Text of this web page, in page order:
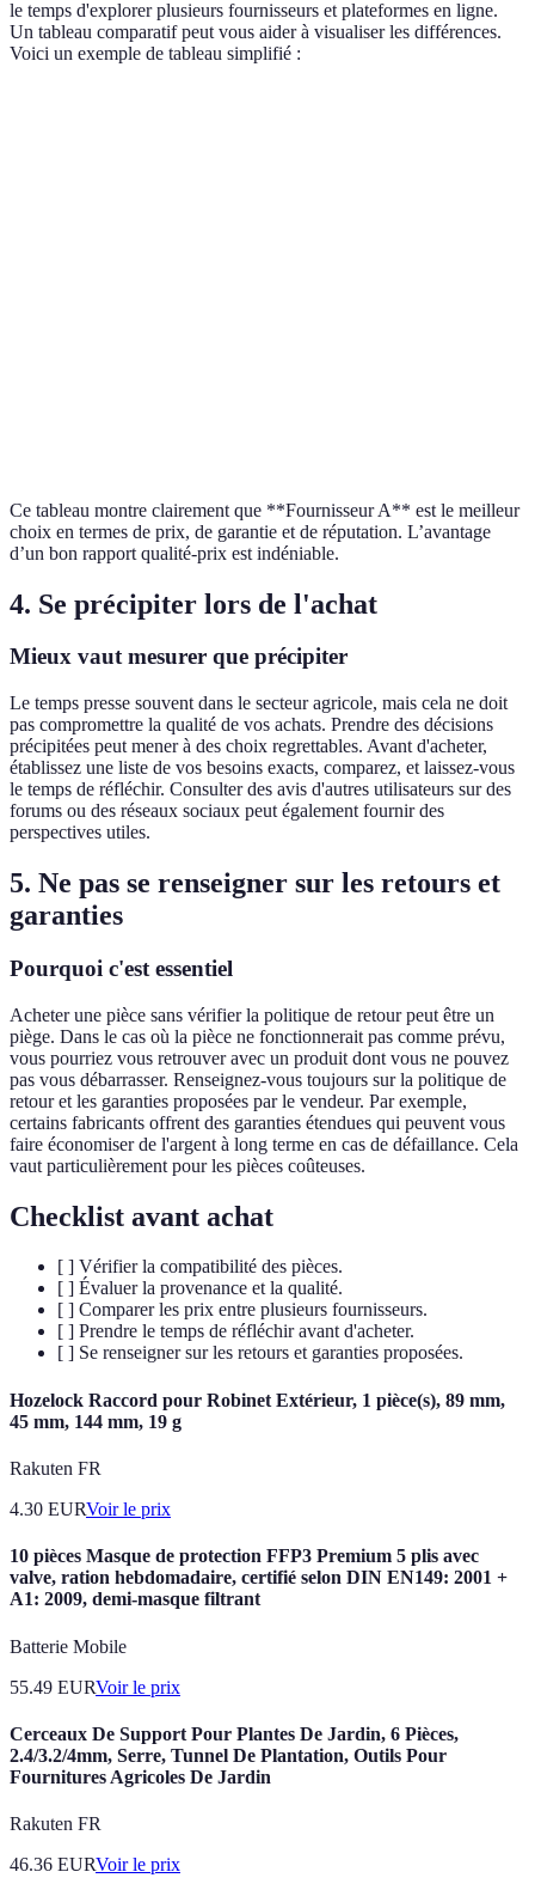
le temps d'explorer plusieurs fournisseurs et plateformes en ligne.
Un tableau comparatif peut vous aider à visualiser les différences.
Voici un exemple de tableau simplifié :
Ce tableau montre clairement que **Fournisseur A** est le meilleur
choix en termes de prix, de garantie et de réputation. L’avantage
d’un bon rapport qualité-prix est indéniable.
4. Se précipiter lors de l'achat
Mieux vaut mesurer que précipiter
Le temps presse souvent dans le secteur agricole, mais cela ne doit
pas compromettre la qualité de vos achats. Prendre des décisions
précipitées peut mener à des choix regrettables. Avant d'acheter,
établissez une liste de vos besoins exacts, comparez, et laissez-vous
le temps de réfléchir. Consulter des avis d'autres utilisateurs sur des
forums ou des réseaux sociaux peut également fournir des
perspectives utiles.
5. Ne pas se renseigner sur les retours et
garanties
Pourquoi c'est essentiel
Acheter une pièce sans vérifier la politique de retour peut être un
piège. Dans le cas où la pièce ne fonctionnerait pas comme prévu,
vous pourriez vous retrouver avec un produit dont vous ne pouvez
pas vous débarrasser. Renseignez-vous toujours sur la politique de
retour et les garanties proposées par le vendeur. Par exemple,
certains fabricants offrent des garanties étendues qui peuvent vous
faire économiser de l'argent à long terme en cas de défaillance. Cela
vaut particulièrement pour les pièces coûteuses.
Checklist avant achat
[ ] Vérifier la compatibilité des pièces.
[ ] Évaluer la provenance et la qualité.
[ ] Comparer les prix entre plusieurs fournisseurs.
[ ] Prendre le temps de réfléchir avant d'acheter.
[ ] Se renseigner sur les retours et garanties proposées.
Hozelock Raccord pour Robinet Extérieur, 1 pièce(s), 89 mm,
45 mm, 144 mm, 19 g
Rakuten FR
4.30 EURVoir le prix
10 pièces Masque de protection FFP3 Premium 5 plis avec
valve, ration hebdomadaire, certifié selon DIN EN149: 2001 +
A1: 2009, demi-masque filtrant
Batterie Mobile
55.49 EURVoir le prix
Cerceaux De Support Pour Plantes De Jardin, 6 Pièces,
2.4/3.2/4mm, Serre, Tunnel De Plantation, Outils Pour
Fournitures Agricoles De Jardin
Rakuten FR
46.36 EURVoir le prix